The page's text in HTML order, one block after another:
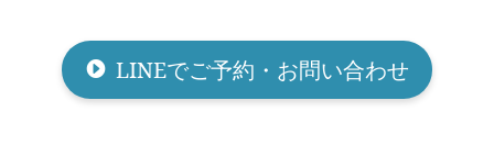
LINEでご予約・お問い合わせ